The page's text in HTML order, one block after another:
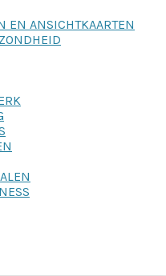
EN ANSICHTKAARTEN